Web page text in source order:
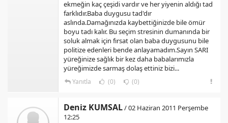
ekmeğin kaç çeşidi vardır ve her yiyenin aldığı tad
farklıdır.Baba duygusu tad'dır
aslında.Damağınızda kaybettiğinizde bile ömür
boyu tadı kalır. Bu seçim stresinin dumanında bir
soluk almak için fırsat olan baba duygusunu bile
politize edenleri bende anlayamadım.Sayın SARI
yüreğinize sağlık bir kez daha babalarımızla
yüreğimizde sarmaş dolaş ettiniz bizi...
Yanıtla (0) (0)
Deniz KUMSAL/ 02 Haziran 2011 Perşembe
12:25